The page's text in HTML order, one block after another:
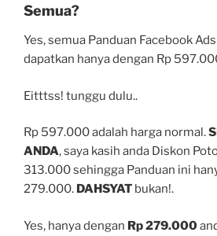
Semua?
Yes, semua Panduan Facebook
dapatkan hanya dengan Rp
Eitttss! tunggu dulu..
Rp 597.000 adalah harga normal.
ANDA, saya kasih anda Diskon
313.000 sehingga Panduan ini
279.000. DAHSYAT bukan!.
Yes, hanya dengan Rp 279.000